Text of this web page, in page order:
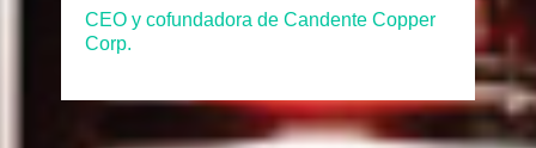
CEO y cofundadora de Candente Copper
Corp.